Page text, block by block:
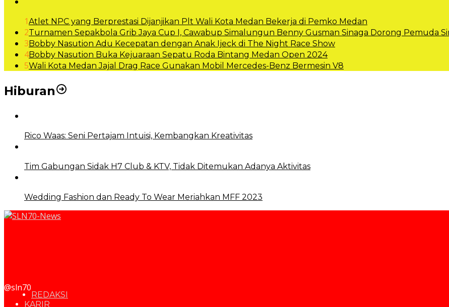
1Atlet NPC yang Berprestasi Dijanjikan Plt Wali Kota Medan Bekerja di Pemko Medan
2Turnamen Sepakbola Grib Jaya Cup I, Cawabup Simalungun Benny Gusman Sinaga Dorong Pemuda
3Bobby Nasution Adu Kecepatan dengan Anak Ijeck di The Night Race Show
4Bobby Nasution Buka Kejuaraan Sepatu Roda Bintang Medan Open 2024
5Wali Kota Medan Jajal Drag Race Gunakan Mobil Mercedes-Benz Bermesin V8
Hiburan
Rico Waas: Seni Pertajam Intuisi, Kembangkan Kreativitas
Tim Gabungan Sidak H7 Club & KTV, Tidak Ditemukan Adanya Aktivitas
Wedding Fashion dan Ready To Wear Meriahkan MFF 2023
@sln70
REDAKSI
KARIR